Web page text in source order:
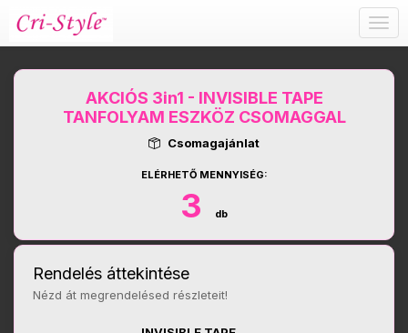
AKCIÓS 3in1 - INVISIBLE TAPE
TANFOLYAM ESZKÖZ CSOMAGGAL
Csomagajánlat
ELÉRHETŐ MENNYISÉG:
3 db
Rendelés áttekintése
Nézd át megrendelésed részleteit!